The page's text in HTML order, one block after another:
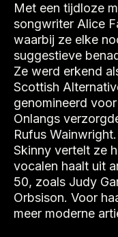
Met een tijdloze
songwriter Alice
waarbij ze elke
suggestieve
Ze werd erkend
Scottish
genomineerd
Onlangs
Rufus
Skinny vertelt ze
vocalen haalt uit
50, zoals Judy
Orbsison. Voor
meer moderne